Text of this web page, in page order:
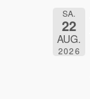
SA.
22
AUG.
2026